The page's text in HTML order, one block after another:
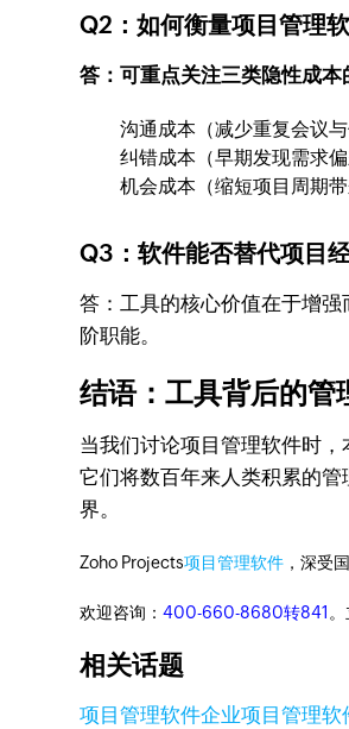
Q2：如何衡量项目管理
答：可重点关注三类隐性成本
沟通成本（减少重复会议与
纠错成本（早期发现需求偏
机会成本（缩短项目周期
Q3：软件能否替代项目
答：工具的核心价值在于增
阶职能。
结语：工具背后的管
当我们讨论项目管理软件时
它们将数百年来人类积累的
界。
Zoho Projects项目管理软件 ，深受
欢迎咨询：400-660-8680转841
相关话题
项目管理软件企业项目管理软